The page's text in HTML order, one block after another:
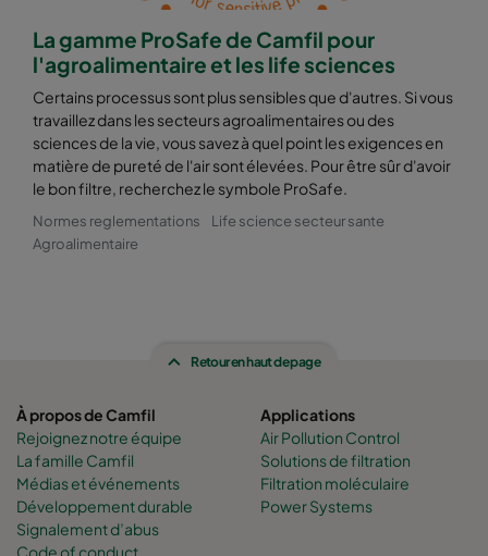
La gamme ProSafe de Camfil pour
l'agroalimentaire et les life sciences
Certains processus sont plus sensibles que d'autres. Si vous
travaillez dans les secteurs agroalimentaires ou des
sciences de la vie, vous savez à quel point les exigences en
matière de pureté de l'air sont élevées. Pour être sûr d'avoir
le bon filtre, recherchez le symbole ProSafe.
Normes reglementations
Life science secteur sante
Agroalimentaire
Retour en haut de page
À propos de Camfil
Rejoignez notre équipe
La famille Camfil
Médias et événements
Développement durable
Signalement d’abus
Code of conduct
Applications
Air Pollution Control
Solutions de filtration
Filtration moléculaire
Power Systems